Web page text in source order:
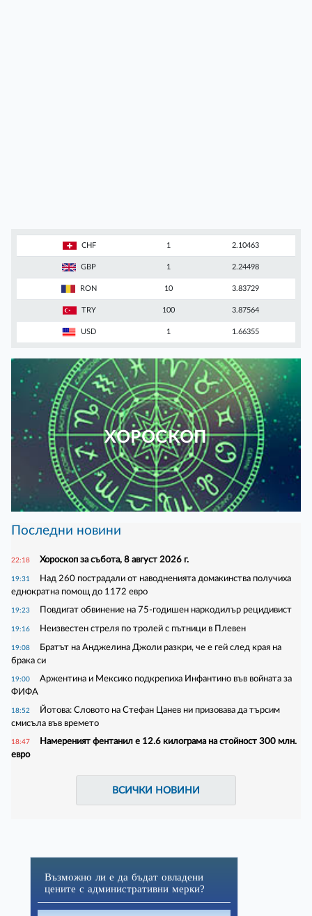
CHF 1 2.10463
GBP 1 2.24498
RON 10 3.83729
TRY 100 3.87564
USD 1 1.66355
ХОРОСКОП
Последни новини
22:18 Хороскоп за събота, 8 август 2026 г.
19:31
Над 260 пострадали от наводненията домакинства получиха
еднократна помощ до 1172 евро
19:23 Повдигат обвинение на 75-годишен наркодилър рецидивист
19:16 Неизвестен стреля по тролей с пътници в Плевен
19:08
Братът на Анджелина Джоли разкри, че е гей след края на
брака си
19:00
Аржентина и Мексико подкрепиха Инфантино във войната за
ФИФА
18:52
Йотова: Словото на Стефан Цанев ни призовава да търсим
смисъла във времето
18:47
Намереният фентанил е 12.6 килограма на стойност 300 млн.
евро
ВСИЧКИ НОВИНИ